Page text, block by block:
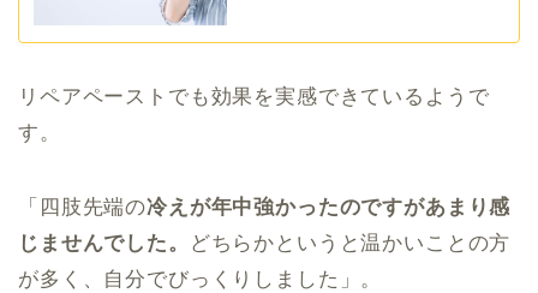
リペアペーストでも効果を実感できているようで
す。
「四肢先端の冷えが年中強かったのですがあまり感
じませんでした。
どちらかというと温かいことの方
が多く、自分でびっくりしました」。